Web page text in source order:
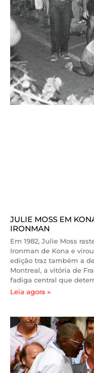
JULIE MOSS EM
IRONMAN
Em 1982, Julie Moss
Ironman de Kona e
edição traz também a
Montreal, a vitória de
fadiga central que
Leia agora »